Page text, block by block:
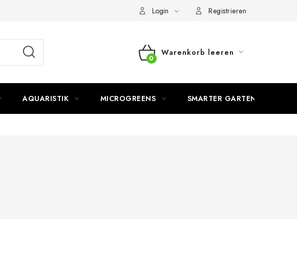
Login Registrieren
WARENKORB
Warenkorb leeren
AQUARISTIK MICROGREENS SMARTER GARTEN